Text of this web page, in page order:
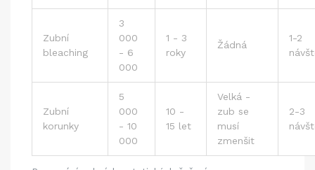
Zubní
bleaching
3
000
- 6
000
1 - 3
roky
Žádná
1-2
Zubní
korunky
5
000
- 10
000
10 -
15 let
Velká -
zub se
musí
zmenšit
2-3